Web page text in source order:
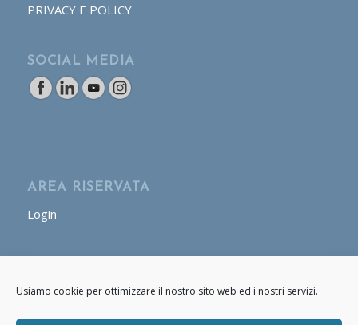
Usiamo cookie per ottimizzare il nostro sito web ed i nostri servizi.
PRIVACY E POLICY
SOCIAL MEDIA
AREA RISERVATA
Login